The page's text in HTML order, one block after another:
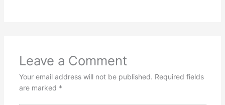
Leave a Comment
Your email address will not be published. Required fields
are marked *